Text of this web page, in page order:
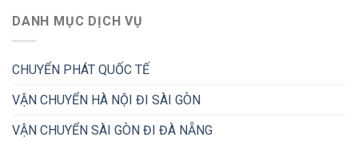
DANH MỤC DỊCH VỤ
CHUYỂN PHÁT QUỐC TẾ
VẬN CHUYỂN HÀ NỘI ĐI SÀI GÒN
VẬN CHUYỂN SÀI GÒN ĐI ĐÀ NẴNG